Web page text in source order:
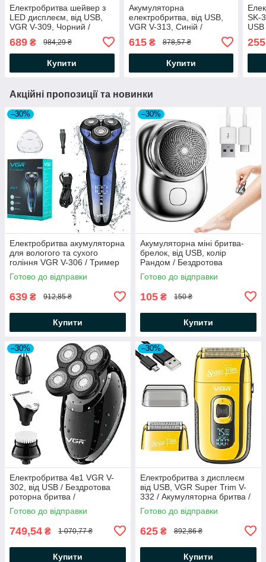
Електробритва шейвер з
LED дисплеєм, від USB,
VGR V-309, Чорний /
бритва / Бритва
електрична
689 ₴ 984,29 ₴
Купити
Акумуляторна
електробритва, від USB,
VGR V-313, Синій /
чоловіча / Роторна
електробритва для
стрижки бороди
615₴ 878,57 ₴
Купити
SK-
255
Акційні пропозиції та новинки
–30%
Електробритва акумуляторна
для вологого та сухого
гоління VGR V-306 / Тример
для бороди
Готово до відправки
639 ₴ 912,85 ₴
Купити
–30%
Акумуляторна міні бритва-
брелок, від USB, колір
Рандом / Бездротова
електробритва / Роторна міні
бритва
Готово до відправки
105 ₴ 150 ₴
Купити
–30%
Електробритва 4в1 VGR V-
302, від USB / Бездротова
роторна бритва /
Акумуляторна бритва для
обличчя
Готово до відправки
749,54 ₴ 1 070,77 ₴
Купити
–30%
Електробритва з дисплеєм
від USB, VGR Super Trim V-
332 / Акумуляторна бритва /
Бритва шейвер для гоління
Готово до відправки
625 ₴ 892,86 ₴
Купити